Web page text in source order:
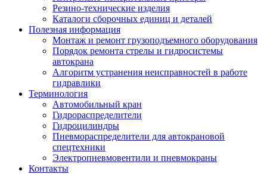
Резино-технические изделия
Каталоги сборочных единиц и деталей
Полезная информация
Монтаж и ремонт грузоподъемного оборудования
Порядок ремонта стрелы и гидросистемы
автокрана
Алгоритм устранения неисправностей в работе
гидравлики
Терминология
Автомобильный кран
Гидрораспределители
Гидроцилиндры
Пневмораспределители для автокрановой
спецтехники
Электропневмовентили и пневмокраны
Контакты